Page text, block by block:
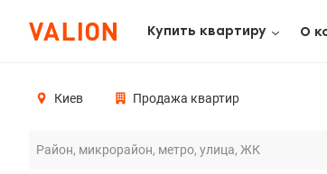
Купить квартиру О
Киев Продажа квартир